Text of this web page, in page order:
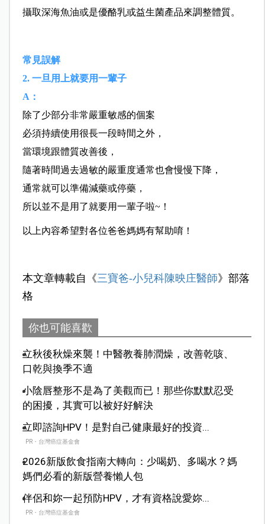
攝取深海魚油或是優酪乳或益生菌產品來調整體質。
常見誤解
2. 一旦用上就要用一輩子
A：
除了少部分非常嚴重敏感的個案
必須持續使用很長一段時間之外，
當環境跟體質改善後，
隨著時間過去過敏的嚴重度通常也會慢慢下降，
通常就可以準備減藥或停藥，
所以並不是用了就要用一輩子啦~！
以上內容希望對各位爸爸媽媽有幫助唷！
本文章轉載自《三寶爸-小兒科陳映庄醫師》部落
格
你也可能喜歡
立秋後秋燥來襲！中醫教養肺潤燥，改善乾咳、
口乾與換季不適
小陰唇整形不是為了美觀而已！那些你默默忍受
的困擾，其實可以被好好解決
立即諮詢HPV！是對自己健康最好的投資...
PR・台灣癌症基金會
2026新版飲食指南大轉向：少喝奶、多喝水？媽
媽們必看的新版營養懶人包
伴侶和妳一起預防HPV，才有資格說愛妳...
PR・台灣癌症基金會